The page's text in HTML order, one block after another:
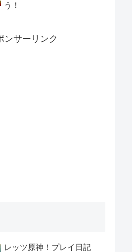
う！
ンサーリンク
レッツ原神！プレイ日記